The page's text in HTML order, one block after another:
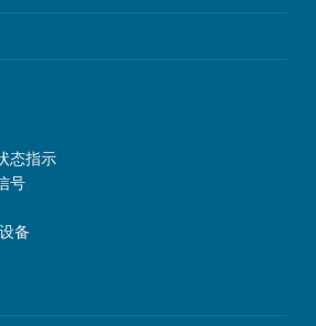
态指示
号
备